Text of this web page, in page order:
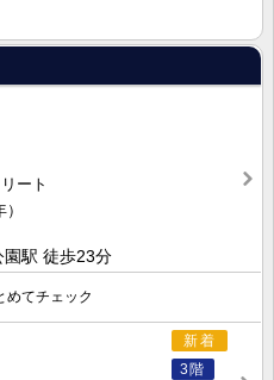
ート
園駅 徒歩23分
めてチェック
新着
3階